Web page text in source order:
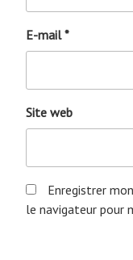
E-mail*
Site web
Enregistrer
le navigateur pour